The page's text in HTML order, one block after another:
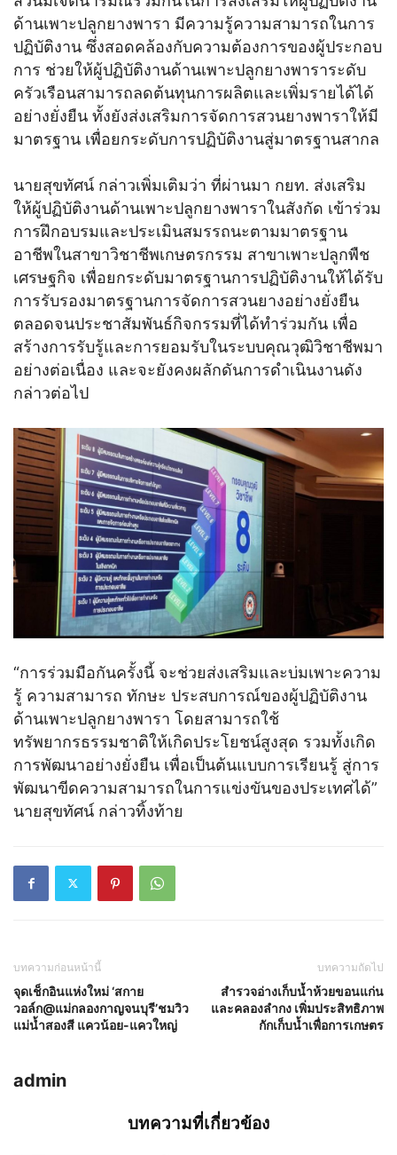
ด้านเพาะปลูกยางพารา มีความรู้ความสามารถในการ
ปฏิบัติงาน ซึ่งสอดคล้องกับความต้องการของผู้ประกอบ
การ ช่วยให้ผู้ปฏิบัติงานด้านเพาะปลูกยางพาราระดับ
ครัวเรือนสามารถลดต้นทุนการผลิตและเพิ่มรายได้ได้
อย่างยั่งยืน ทั้งยังส่งเสริมการจัดการสวนยางพาราให้มี
มาตรฐาน เพื่อยกระดับการปฏิบัติงานสู่มาตรฐานสากล
นายสุขทัศน์ กล่าวเพิ่มเติมว่า ที่ผ่านมา กยท. ส่งเสริม
ให้ผู้ปฏิบัติงานด้านเพาะปลูกยางพาราในสังกัด เข้าร่วม
การฝึกอบรมและประเมินสมรรถนะตามมาตรฐาน
อาชีพในสาขาวิชาชีพเกษตรกรรม สาขาเพาะปลูกพืช
เศรษฐกิจ เพื่อยกระดับมาตรฐานการปฏิบัติงานให้ได้รับ
การรับรองมาตรฐานการจัดการสวนยางอย่างยั่งยืน
ตลอดจนประชาสัมพันธ์กิจกรรมที่ได้ทำร่วมกัน เพื่อ
สร้างการรับรู้และการยอมรับในระบบคุณวุฒิวิชาชีพมา
อย่างต่อเนื่อง และจะยังคงผลักดันการดำเนินงานดัง
กล่าวต่อไป
“การร่วมมือกันครั้งนี้ จะช่วยส่งเสริมและบ่มเพาะความ
รู้ ความสามารถ ทักษะ ประสบการณ์ของผู้ปฏิบัติงาน
ด้านเพาะปลูกยางพารา โดยสามารถใช้
ทรัพยากรธรรมชาติให้เกิดประโยชน์สูงสุด รวมทั้งเกิด
การพัฒนาอย่างยั่งยืน เพื่อเป็นต้นแบบการเรียนรู้ สู่การ
พัฒนาขีดความสามารถในการแข่งขันของประเทศได้”
นายสุขทัศน์ กล่าวทิ้งท้าย
บทความก่อนหน้านี้
จุดเช็กอินแห่งใหม่ ‘สกาย
วอล์ก@แม่กลองกาญจนบุรี’ชมวิว
แม่น้ำสองสี แควน้อย-แควใหญ่
บทความถัดไป
สำรวจอ่างเก็บน้ำห้วยขอนแก่น
และคลองลำกง เพิ่มประสิทธิภาพ
กักเก็บน้ำเพื่อการเกษตร
admin
บทความที่เกี่ยวข้อง